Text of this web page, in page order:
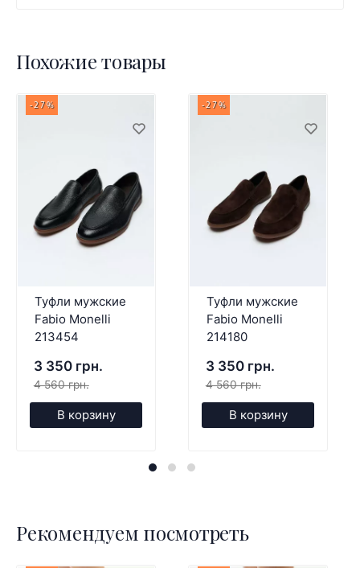
Похожие товары
-27%
Туфли мужские
Fabio Monelli
213454
3 350 грн.
4 560 грн.
В корзину
-27%
Туфли мужские
Fabio Monelli
214180
3 350 грн.
4 560 грн.
В корзину
Рекомендуем посмотреть